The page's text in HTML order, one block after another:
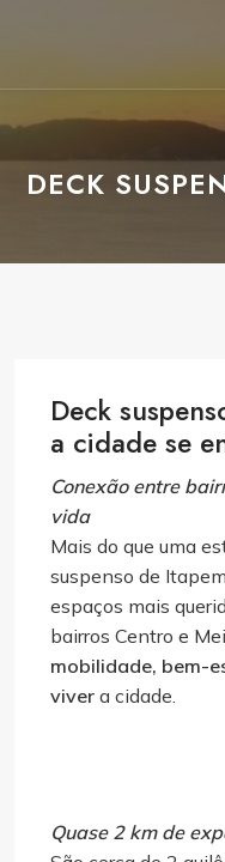
DECK
Deck
a cidade se
Conexão entre
vida
Mais do que uma
suspenso de
espaços mais
bairros Centro e
mobilidade, bem-
viver a cidade.
Quase 2 km de